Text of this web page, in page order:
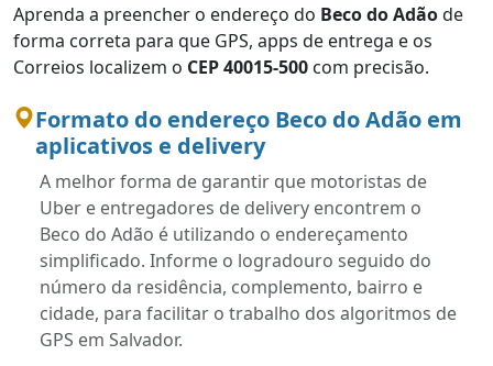
Aprenda a preencher o endereço do Beco do Adãode
forma correta para que GPS, apps de entrega e os
Correios localizem o CEP 40015-500 com precisão.
Formato do endereço Beco do Adão em
aplicativos e delivery
A melhor forma de garantir que motoristas de
Uber e entregadores de delivery encontrem o
Beco do Adão é utilizando o endereçamento
simplificado. Informe o logradouro seguido do
número da residência, complemento, bairro e
cidade, para facilitar o trabalho dos algoritmos de
GPS em Salvador.